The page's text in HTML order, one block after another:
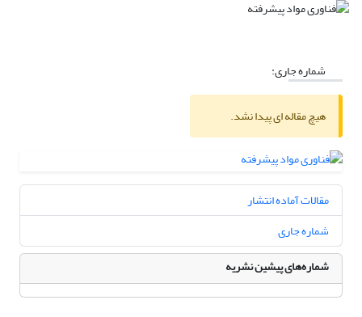
شماره جاری:
هیچ مقاله ای پیدا نشد.
مقالات آماده انتشار
شماره جاری
شماره‌های پیشین نشریه